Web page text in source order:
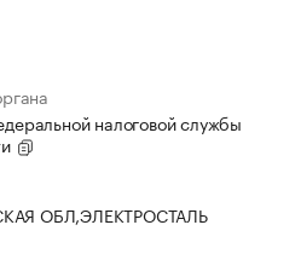
налоговой службы
ОБЛ,ЭЛЕКТРОСТАЛЬ